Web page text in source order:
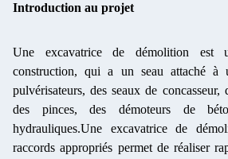
Introduction au projet
Une excavatrice de démolition est
construction, qui a un seau attaché à
pulvérisateurs, des seaux de concasseur,
des pinces, des démoteurs de
hydrauliques.Une excavatrice de
raccords appropriés permet de réaliser